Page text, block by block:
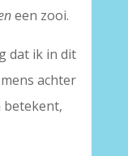
een zooi.
dat ik in dit
achter
betekent,